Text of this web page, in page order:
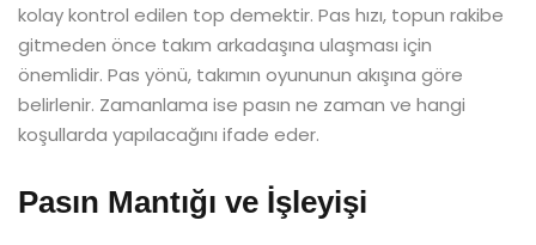
kolay kontrol edilen top demektir. Pas hızı, topun rakibe
gitmeden önce takım arkadaşına ulaşması için
önemlidir. Pas yönü, takımın oyununun akışına göre
belirlenir. Zamanlama ise pasın ne zaman ve hangi
koşullarda yapılacağını ifade eder.
Pasın Mantığı ve İşleyişi